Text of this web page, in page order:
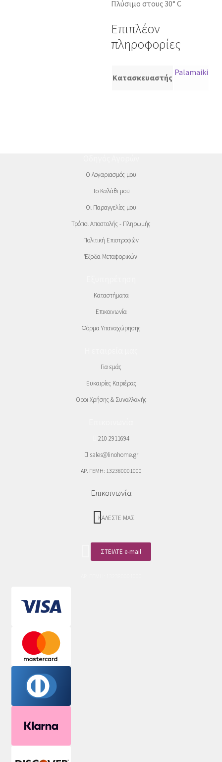
Πλύσιμο στους 30° C
Επιπλέον
πληροφορίες
Κατασκευαστής
Palamaiki
Ο Λογαριασμός μου
Το Καλάθι μου
Οι Παραγγελίες μου
Τρόποι Αποστολής - Πληρωμής
Πολιτική Επιστροφών
Έξοδα Μεταφορικών
Καταστήματα
Επικοινωνία
Φόρμα Υπαναχώρησης
Για εμάς
Ευκαιρίες Καριέρας
Όροι Χρήσης & Συναλλαγής
210 2911694
sales@linohome.gr
ΑΡ. ΓΕΜΗ: 132380001000
Επικοινωνία
ΚΑΛΕΣΤΕ ΜΑΣ
ΣΤΕΙΛΤΕ e-mail